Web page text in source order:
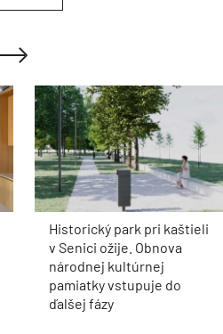
Historický park pri kaštieli
v Senici ožije. Obnova
národnej kultúrnej
pamiatky vstupuje do
ďalšej fázy